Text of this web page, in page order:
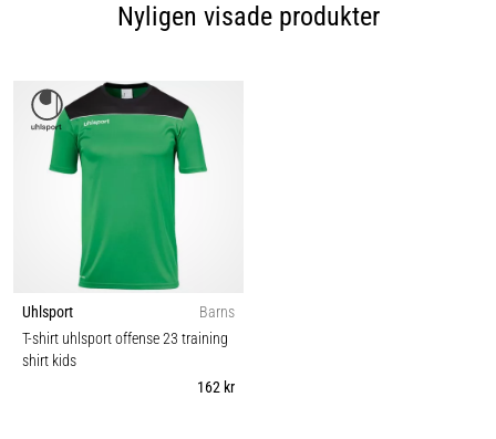
Nyligen visade produkter
Uhlsport
Barns
T-shirt uhlsport offense 23 training
shirt kids
162 kr